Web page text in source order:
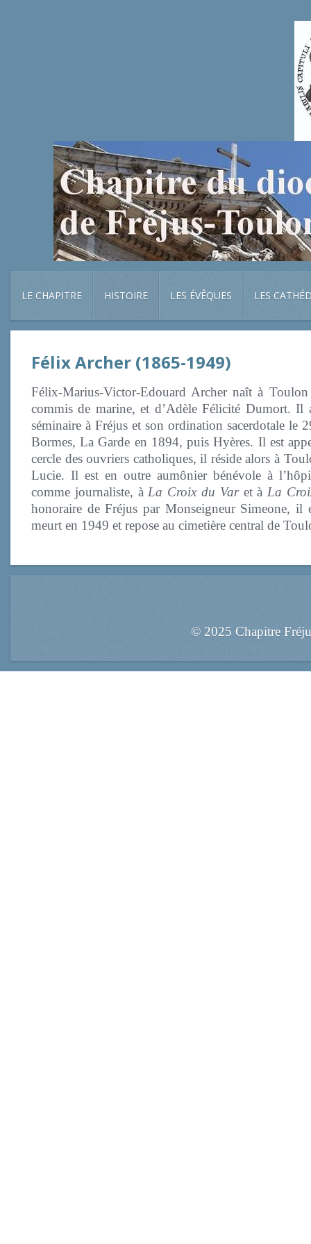
LE CHAPITRE HISTOIRE LES ÉVÊQUES LES
Félix Archer (1865-1949)
Félix-Marius-Victor-Edouard Archer naît à
commis de marine, et d’Adèle Félicité Dumort.
séminaire à Fréjus et son ordination sacerdotale le
Bormes, La Garde en 1894, puis Hyères. Il est
cercle des ouvriers catholiques, il réside alors à
Lucie. Il est en outre aumônier bénévole à
comme journaliste, à La Croix du Varet à La
honoraire de Fréjus par Monseigneur Simeone,
meurt en 1949 et repose au cimetière central de
© 2025 Chapitre